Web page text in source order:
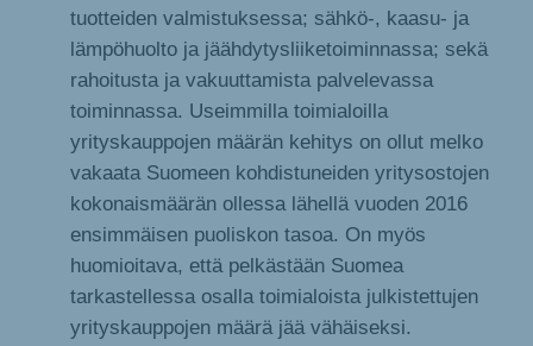
tuotteiden valmistuksessa; sähkö-, kaasu- ja
lämpöhuolto ja jäähdytysliiketoiminnassa; sekä
rahoitusta ja vakuuttamista palvelevassa
toiminnassa. Useimmilla toimialoilla
yrityskauppojen määrän kehitys on ollut melko
vakaata Suomeen kohdistuneiden yritysostojen
kokonaismäärän ollessa lähellä vuoden 2016
ensimmäisen puoliskon tasoa. On myös
huomioitava, että pelkästään Suomea
tarkastellessa osalla toimialoista julkistettujen
yrityskauppojen määrä jää vähäiseksi.